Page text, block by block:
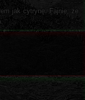
jak cytrynę. Fajnie, że